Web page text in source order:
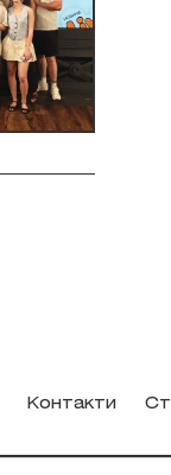
Контакти